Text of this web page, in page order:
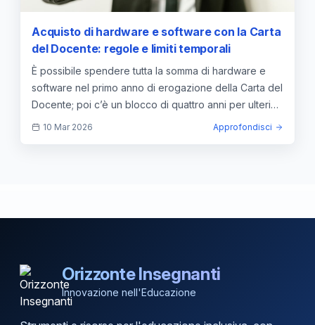
Acquisto di hardware e software con la Carta
del Docente: regole e limiti temporali
È possibile spendere tutta la somma di hardware e
software nel primo anno di erogazione della Carta del
Docente; poi c’è un blocco di quattro anni per ulteriori
acquisti.
10 Mar 2026 Approfondisci
Orizzonte Insegnanti
Innovazione nell'Educazione